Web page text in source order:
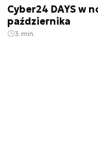
Cyber24 DAYS w
października
3 min.